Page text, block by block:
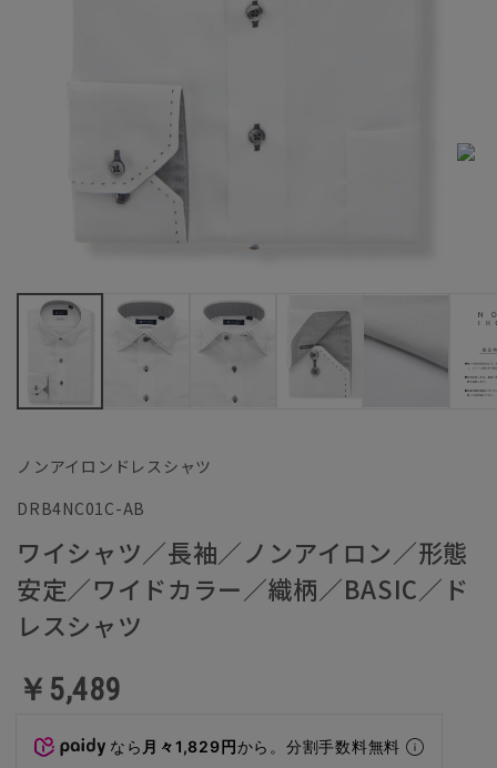
ノンアイロンドレスシャツ
DRB4NC01C-AB
ワイシャツ／長袖／ノンアイロン／形態
安定／ワイドカラー／織柄／BASIC／ド
レスシャツ
￥5,489
なら 月々1,829円から。分割手数料無料